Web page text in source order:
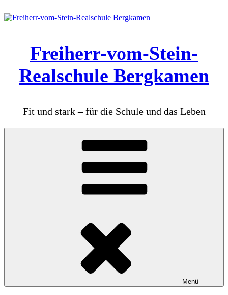
Inhalt
Freiherr-vom-Stein-
Realschule Bergkamen
Fit und stark – für die Schule und das Leben
Menü